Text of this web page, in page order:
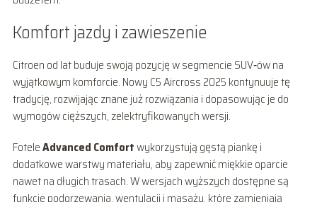
Komfort jazdy i zawieszenie
Citroen od lat buduje swoją pozycję w segmencie SUV‑ów na
wyjątkowym komforcie. Nowy C5 Aircross 2025 kontynuuje tę
tradycję, rozwijając znane już rozwiązania i dopasowując je do
wymogów cięższych, zelektryfikowanych wersji.
FoteleAdvanced Comfortwykorzystują gęstą piankę i
dodatkowe warstwy materiału, aby zapewnić miękkie oparcie
nawet na długich trasach. W wersjach wyższych dostępne są
funkcje podgrzewania, wentylacji i masażu, które zamieniają